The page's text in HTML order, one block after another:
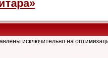
исключительно на